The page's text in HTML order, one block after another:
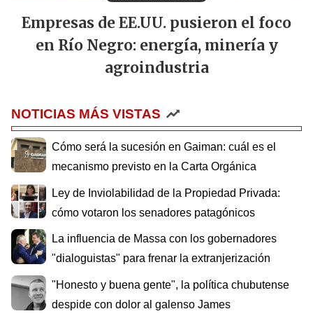
Empresas de EE.UU. pusieron el foco
en Río Negro: energía, minería y
agroindustria
NOTICIAS MÁS VISTAS
Cómo será la sucesión en Gaiman: cuál es el
mecanismo previsto en la Carta Orgánica
Ley de Inviolabilidad de la Propiedad Privada:
cómo votaron los senadores patagónicos
La influencia de Massa con los gobernadores
"dialoguistas" para frenar la extranjerización
"Honesto y buena gente", la política chubutense
despide con dolor al galenso James